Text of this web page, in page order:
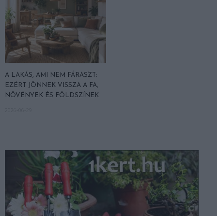
A LAKÁS, AMI NEM FÁRASZT:
EZÉRT JÖNNEK VISSZA A FA,
NÖVÉNYEK ÉS FÖLDSZÍNEK